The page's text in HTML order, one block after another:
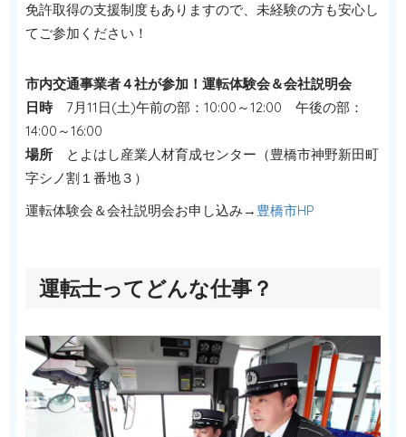
免許取得の支援制度もありますので、未経験の方も安心し
てご参加ください！
市内交通事業者４社が参加！運転体験会＆会社説明会
日時7月11日(土)午前の部：10:00～12:00 午後の部：
14:00～16:00
場所 とよはし産業人材育成センター（豊橋市神野新田町
字シノ割１番地３）
運転体験会＆会社説明会お申し込み→ 豊橋市HP
運転士ってどんな仕事？